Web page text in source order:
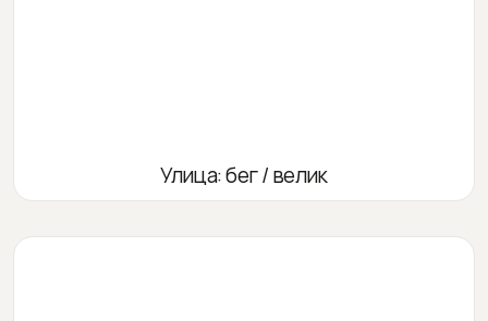
Улица: бег / велик